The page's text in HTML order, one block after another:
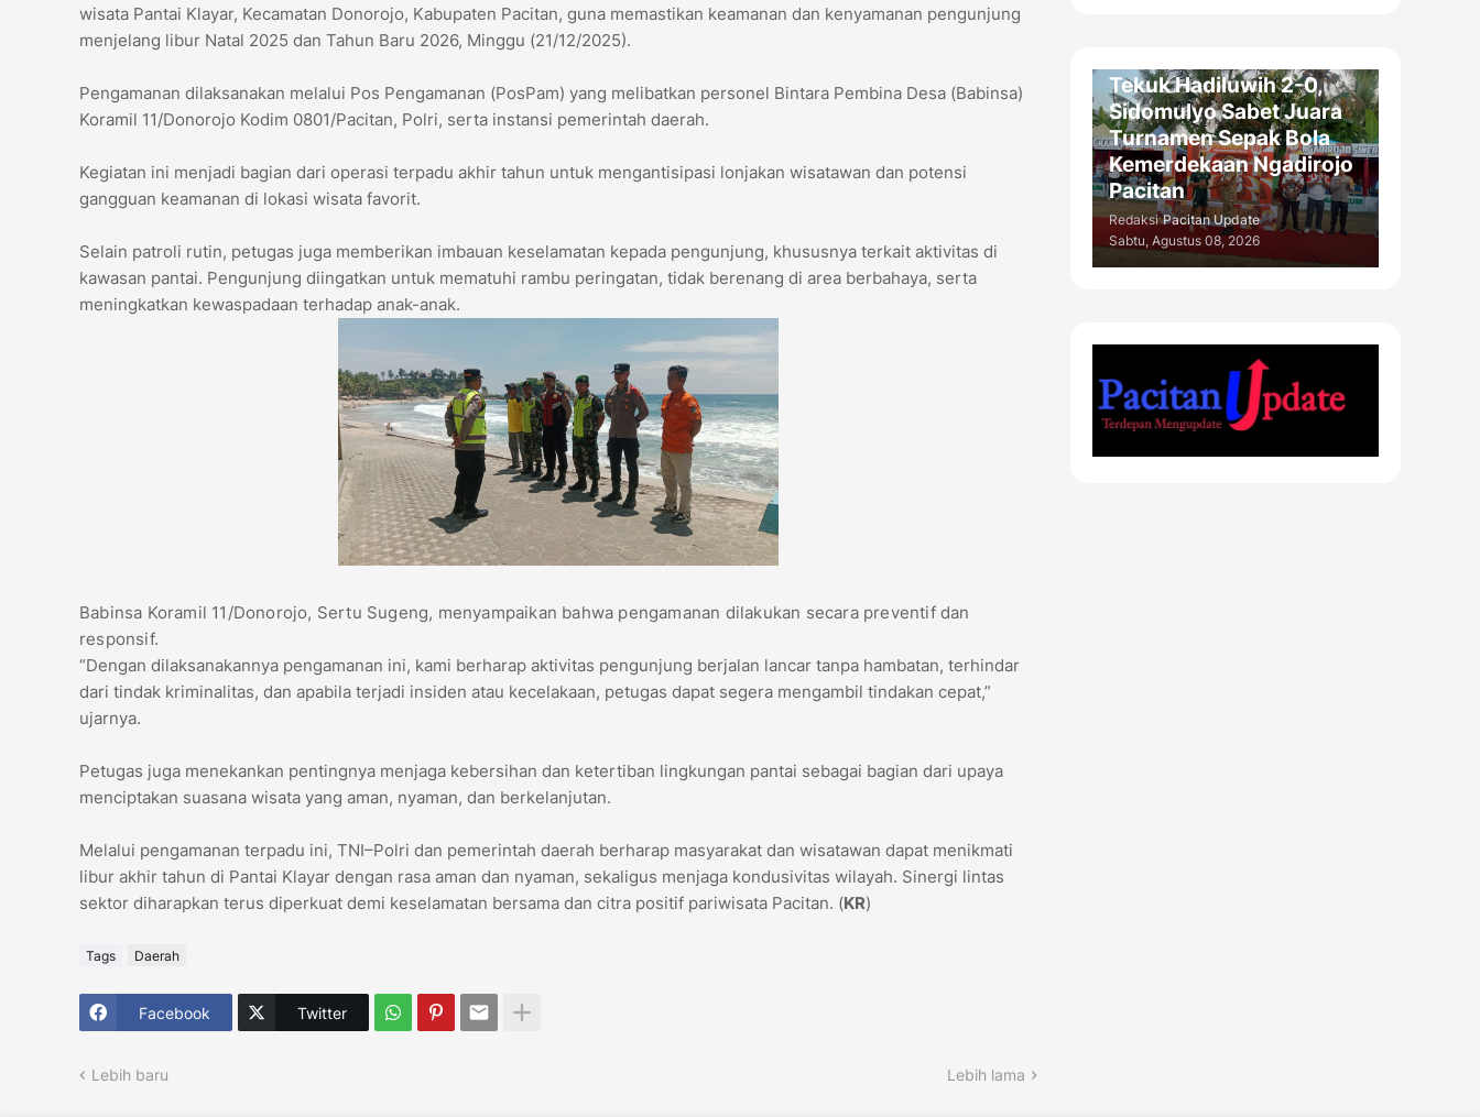
wisata Pantai Klayar, Kecamatan Donorojo, Kabupaten Pacitan, guna memastikan keamanan dan kenyamanan pengunjung
menjelang libur Natal 2025 dan Tahun Baru 2026, Minggu (21/12/2025).
Pengamanan dilaksanakan melalui Pos Pengamanan (PosPam) yang melibatkan personel Bintara Pembina Desa (Babinsa)
Koramil 11/Donorojo Kodim 0801/Pacitan, Polri, serta instansi pemerintah daerah.
Kegiatan ini menjadi bagian dari operasi terpadu akhir tahun untuk mengantisipasi lonjakan wisatawan dan potensi
gangguan keamanan di lokasi wisata favorit.
Selain patroli rutin, petugas juga memberikan imbauan keselamatan kepada pengunjung, khususnya terkait aktivitas di
kawasan pantai. Pengunjung diingatkan untuk mematuhi rambu peringatan, tidak berenang di area berbahaya, serta
meningkatkan kewaspadaan terhadap anak-anak.
Babinsa Koramil 11/Donorojo, Sertu Sugeng, menyampaikan bahwa pengamanan dilakukan secara preventif dan
responsif.
“Dengan dilaksanakannya pengamanan ini, kami berharap aktivitas pengunjung berjalan lancar tanpa hambatan, terhindar
dari tindak kriminalitas, dan apabila terjadi insiden atau kecelakaan, petugas dapat segera mengambil tindakan cepat,”
ujarnya.
Petugas juga menekankan pentingnya menjaga kebersihan dan ketertiban lingkungan pantai sebagai bagian dari upaya
menciptakan suasana wisata yang aman, nyaman, dan berkelanjutan.
Melalui pengamanan terpadu ini, TNI–Polri dan pemerintah daerah berharap masyarakat dan wisatawan dapat menikmati
libur akhir tahun di Pantai Klayar dengan rasa aman dan nyaman, sekaligus menjaga kondusivitas wilayah. Sinergi lintas
sektor diharapkan terus diperkuat demi keselamatan bersama dan citra positif pariwisata Pacitan. (KR)
Tags Daerah
Facebook Twitter
Lebih baru Lebih lama
Tekuk Hadiluwih 2-0,
Sidomulyo Sabet Juara
Turnamen Sepak Bola
Kemerdekaan Ngadirojo
Pacitan
Redaksi Pacitan Update
Sabtu, Agustus 08, 2026